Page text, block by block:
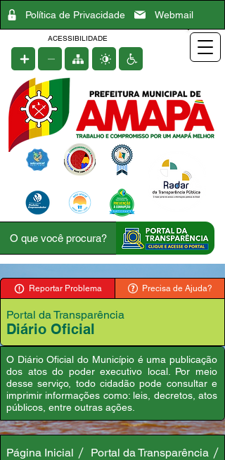
Política de Privacidade Webmail
ACESSIBILIDADE
Reportar Problema Precisa de Ajuda?
Portal da Transparência
Diário Oficial
O Diário Oficial do Município é uma publicação
dos atos do poder executivo local. Por meio
desse serviço, todo cidadão pode consultar e
imprimir informações como: leis, decretos, atos
públicos, entre outras ações.
Página Inicial
Portal da Transparência